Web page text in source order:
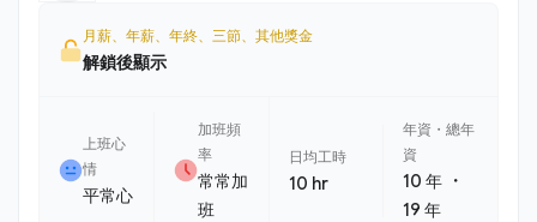
月薪、年薪、年終、三節、其他獎金
解鎖後顯示
上班心
情
平常心
加班頻
率
常常加
班
日均工時
10 hr
年資・總年
資
10 年 ・
19 年